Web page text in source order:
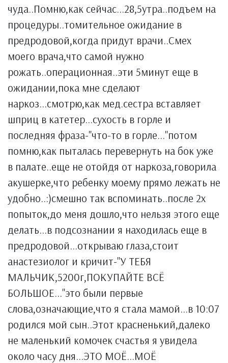
чуда..Помню,как сейчас...28,5утра..подъем на
процедуры..томительное ожидание в
предродовой,когда придут врачи..Смех
моего врача,что самой нужно
рожать..операционная..эти 5минут еще в
ожидании,пока мне сделают
наркоз...смотрю,как мед.сестра вставляет
шприц в катетер...сухость в горле и
последняя фраза-''что-то в горле...''потом
помню,как пыталась перевернуть на бок уже
в палате..еще не отойдя от наркоза,говорила
акушерке,что ребенку моему прямо лежать не
удобно..:)смешно так вспоминать..после 2х
попыток,до меня дошло,что нельзя этого еще
делать...в подсознании я находилась еще в
предродовой...открываю глаза,стоит
анастезиолог и кричит-''У ТЕБЯ
МАЛЬЧИК,5200г,ПОКУПАЙТЕ ВСЁ
БОЛЬШОЕ...''это были первые
слова,означающие,что я стала мамой...в 10:07
родился мой сын..Этот красненький,далеко
не маленький комочек счастья я увидела
около часу дня...ЭТО МОЁ...МОЁ